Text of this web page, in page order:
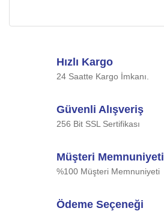
Hızlı Kargo
24 Saatte Kargo İmkanı.
Güvenli Alışveriş
256 Bit SSL Sertifikası
Müşteri Memnuniyeti
%100 Müşteri Memnuniyeti
Ödeme Seçeneği